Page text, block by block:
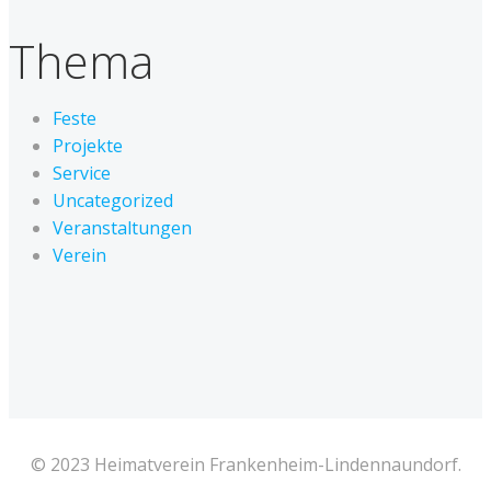
Thema
Feste
Projekte
Service
Uncategorized
Veranstaltungen
Verein
© 2023 Heimatverein Frankenheim-Lindennaundorf.